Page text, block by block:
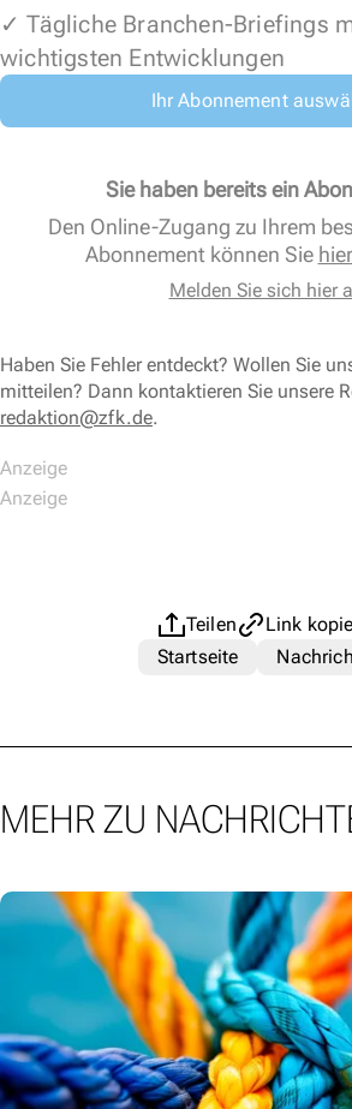
✓ Tägliche Branchen-Briefings
wichtigsten Entwicklungen
Ihr Abonnement
Sie haben bereits ein
Den Online-Zugang zu Ihrem
Abonnement können Sie
Melden Sie sich hier
Haben Sie Fehler entdeckt? Wollen Sie
mitteilen? Dann kontaktieren Sie unsere
redaktion@zfk.de.
Teilen
Link
Startseite
MEHR ZU